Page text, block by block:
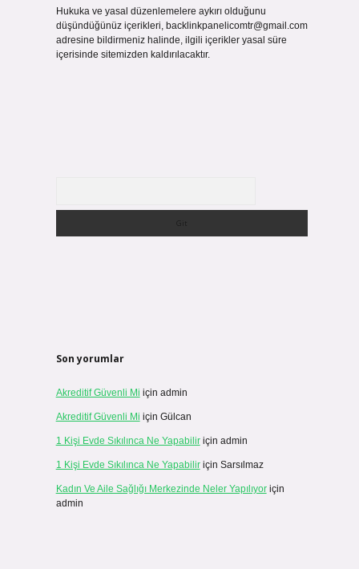
Hukuka ve yasal düzenlemelere aykırı olduğunu
düşündüğünüz içerikleri, backlinkpanelicomtr@gmail.com
adresine bildirmeniz halinde, ilgili içerikler yasal süre
içerisinde sitemizden kaldırılacaktır.
Son yorumlar
Akreditif Güvenli Mi için admin
Akreditif Güvenli Mi için Gülcan
1 Kişi Evde Sıkılınca Ne Yapabiliriçin admin
1 Kişi Evde Sıkılınca Ne Yapabiliriçin Sarsılmaz
Kadın Ve Aile Sağlığı Merkezinde Neler Yapılıyoriçin
admin